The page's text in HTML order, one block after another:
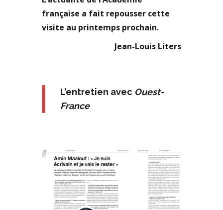
française a fait repousser cette
visite au printemps prochain.
Jean-Louis Liters
L’entretien avec Ouest-
France